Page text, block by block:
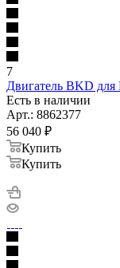
7
Двигатель BKD
Есть в наличии
Арт.: 8862377
56 040 ₽
Купить
Купить